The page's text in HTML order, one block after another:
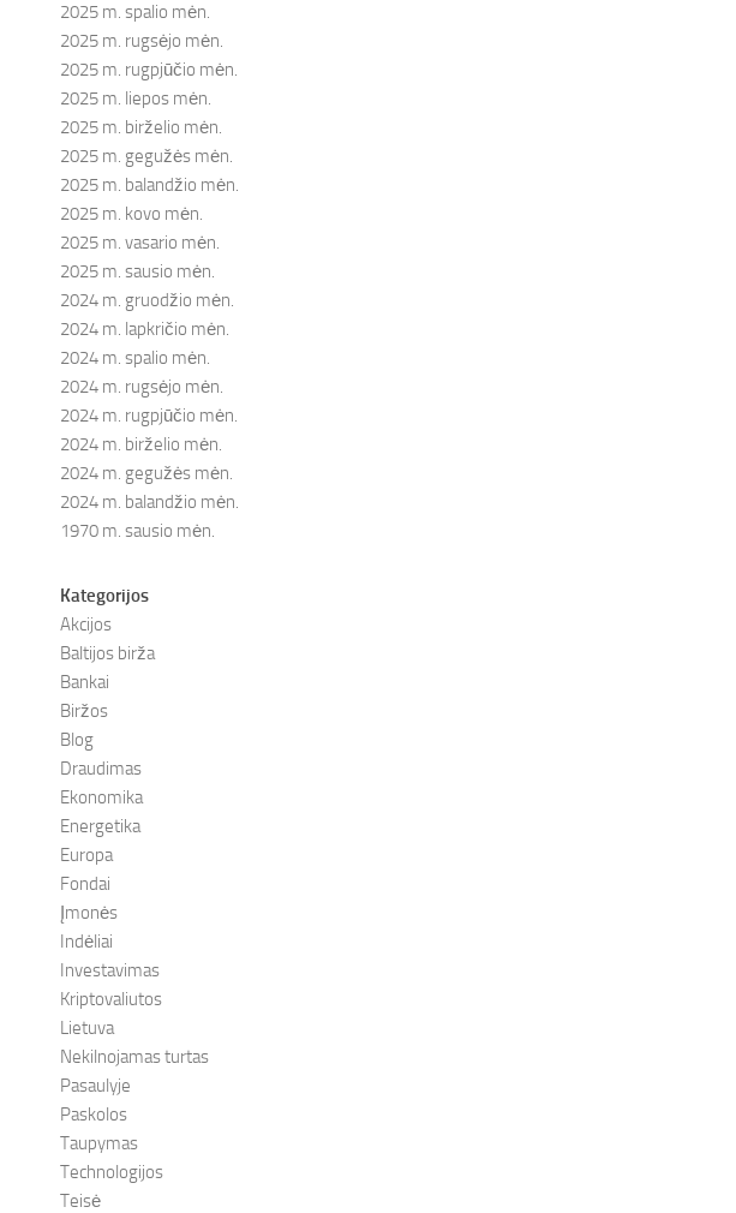
2025 m. spalio mėn.
2025 m. rugsėjo mėn.
2025 m. rugpjūčio mėn.
2025 m. liepos mėn.
2025 m. birželio mėn.
2025 m. gegužės mėn.
2025 m. balandžio mėn.
2025 m. kovo mėn.
2025 m. vasario mėn.
2025 m. sausio mėn.
2024 m. gruodžio mėn.
2024 m. lapkričio mėn.
2024 m. spalio mėn.
2024 m. rugsėjo mėn.
2024 m. rugpjūčio mėn.
2024 m. birželio mėn.
2024 m. gegužės mėn.
2024 m. balandžio mėn.
1970 m. sausio mėn.
Kategorijos
Akcijos
Baltijos birža
Bankai
Biržos
Blog
Draudimas
Ekonomika
Energetika
Europa
Fondai
Įmonės
Indėliai
Investavimas
Kriptovaliutos
Lietuva
Nekilnojamas turtas
Pasaulyje
Paskolos
Taupymas
Technologijos
Teisė